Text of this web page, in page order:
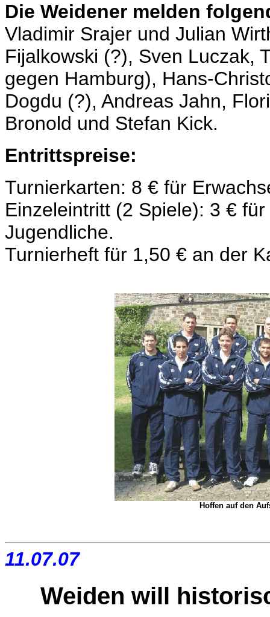
Die Weidener melden
Vladimir Srajer und Julian
Fijalkowski (?), Sven Luczak,
gegen Hamburg), Hans-
Dogdu (?), Andreas Jahn,
Bronold und Stefan Kick.
Entrittspreise:
Turnierkarten: 8 € für
Einzeleintritt (2 Spiele): 3 €
Jugendliche.
Turnierheft für 1,50 € an der
Hoffen auf den
11.07.07
Weiden will